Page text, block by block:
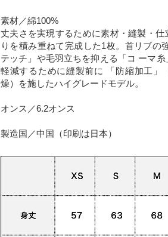
素材／綿100%
丈夫さを実現するために素材・縫製・仕
りを積み重ねて完成した1枚。首リブの
テッチ」や毛羽立ちを抑える「コ ーマ
軽減するために縫製前に 「防縮加工」
燥）を施したハイグレードモデル。
オンス／6.2オンス
​製造国／中国（印刷は日本）